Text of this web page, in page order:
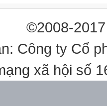
©2008-
Công ty Cổ
xã hội số